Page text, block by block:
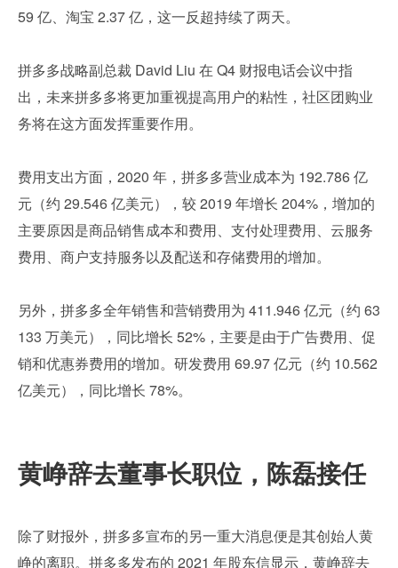
59 亿、淘宝 2.37 亿，这一反超持续了两天。
拼多多战略副总裁 David Liu 在 Q4 财报电话会议中指
出，未来拼多多将更加重视提高用户的粘性，社区团购业
务将在这方面发挥重要作用。
费用支出方面，2020 年，拼多多营业成本为 192.786 亿
元（约 29.546 亿美元），较 2019 年增长 204%，增加的
主要原因是商品销售成本和费用、支付处理费用、云服务
费用、商户支持服务以及配送和存储费用的增加。
另外，拼多多全年销售和营销费用为 411.946 亿元（约 63
133 万美元），同比增长 52%，主要是由于广告费用、促
销和优惠券费用的增加。研发费用 69.97 亿元（约 10.562
亿美元），同比增长 78%。
黄峥辞去董事长职位，陈磊接任
除了财报外，拼多多宣布的另一重大消息便是其创始人黄
峥的离职。拼多多发布的 2021 年股东信显示，黄峥辞去